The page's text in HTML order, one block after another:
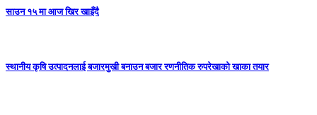
साउन १५ मा आज खिर खाइँदै
स्थानीय कृषि उत्पादनलाई बजारमुखी बनाउन बजार रणनीतिक रुपरेखाको खाका तयार